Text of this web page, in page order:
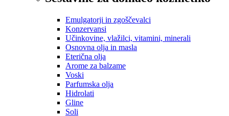
Emulgatorji in zgoščevalci
Konzervansi
Učinkovine, vlažilci, vitamini, minerali
Osnovna olja in masla
Eterična olja
Arome za balzame
Voski
Parfumska olja
Hidrolati
Gline
Soli